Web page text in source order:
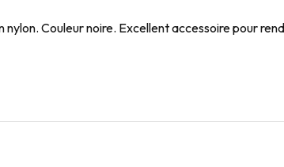
Couleur noire. Excellent accessoire pour